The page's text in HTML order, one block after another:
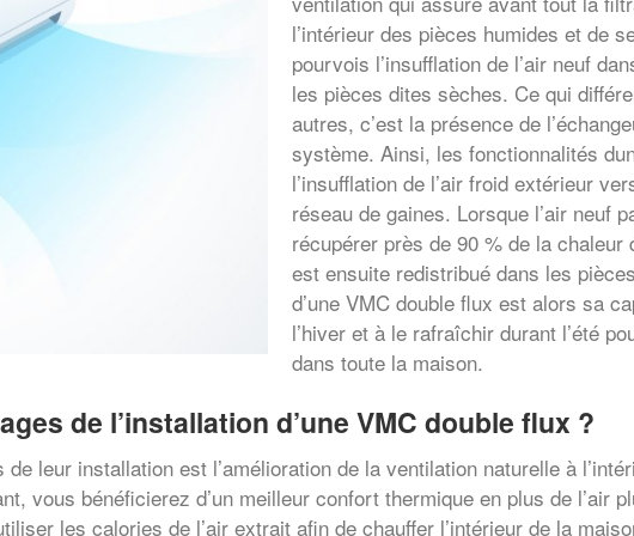
l’intérieur des pièces humides et de
pourvois l’insufflation de l’air neuf
les pièces dites sèches. Ce qui
autres, c’est la présence de
système. Ainsi, les fonctionnalités
l’insufflation de l’air froid extérieur
réseau de gaines. Lorsque l’air neuf
récupérer près de 90 % de la chaleur
est ensuite redistribué dans les
d’une VMC double flux est alors sa
l’hiver et à le rafraîchir durant l’été
dans toute la maison.
de l’installation d’une VMC double flux ?
leur installation est l’amélioration de la ventilation naturelle à
vous bénéficierez d’un meilleur confort thermique en plus de l’air
les calories de l’air extrait afin de chauffer l’intérieur de la